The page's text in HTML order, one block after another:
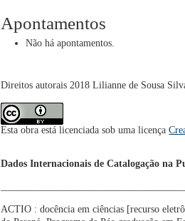
Apontamentos
Não há apontamentos.
Direitos autorais 2018 Lilianne de Sousa
Esta obra está licenciada sob uma licença
Dados Internacionais de Catalogação na
ACTIO : docência em ciências [recurso